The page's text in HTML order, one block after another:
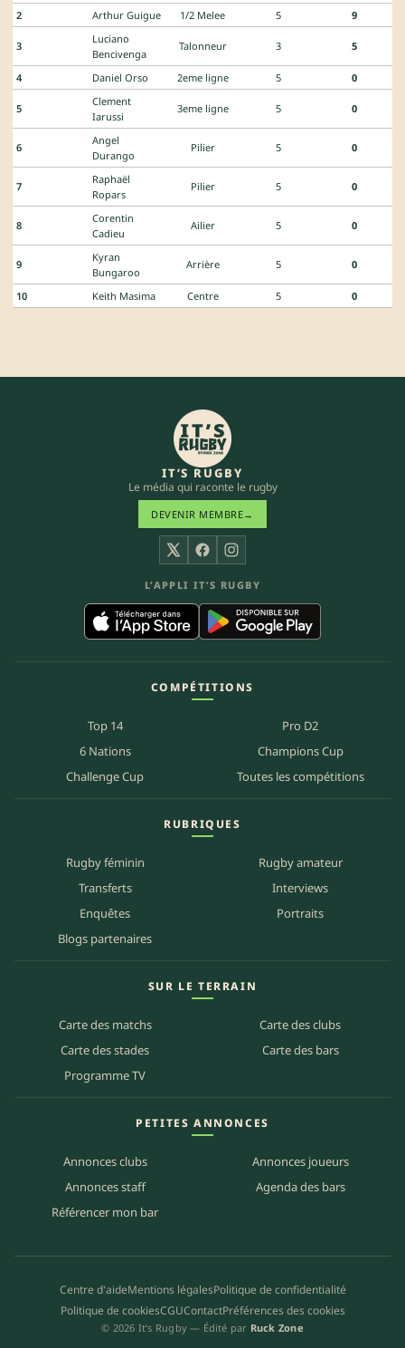
2 Arthur Guigue 1/2 Melee 5 9
3
Luciano
Bencivenga
Talonneur 3 5
4 Daniel Orso 2eme ligne 5 0
5
Clement
Iarussi
3eme ligne 5 0
6
Angel
Durango
Pilier 5 0
7
Raphaël
Ropars
Pilier 5 0
8
Corentin
Cadieu
Ailier 5 0
9
Kyran
Bungaroo
Arrière 5 0
10 Keith Masima Centre 5 0
IT’S RUGBY
Le média qui raconte le rugby
DEVENIR MEMBRE→
X FacebookInstagram
L’APPLI IT’S RUGBY
COMPÉTITIONS
Top 14
Pro D2
6 Nations
Champions Cup
Challenge Cup
Toutes les compétitions
RUBRIQUES
Rugby féminin
Rugby amateur
Transferts
Interviews
Enquêtes
Portraits
Blogs partenaires
SUR LE TERRAIN
Carte des matchs
Carte des clubs
Carte des stades
Carte des bars
Programme TV
PETITES ANNONCES
Annonces clubs
Annonces joueurs
Annonces staff
Agenda des bars
Référencer mon bar
Centre d'aideMentions légalesPolitique de confidentialité
Politique de cookiesCGUContactPréférences des cookies
© 2026 It’s Rugby — Édité par Ruck Zone